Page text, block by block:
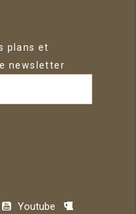
plans et
newsletter
Youtube